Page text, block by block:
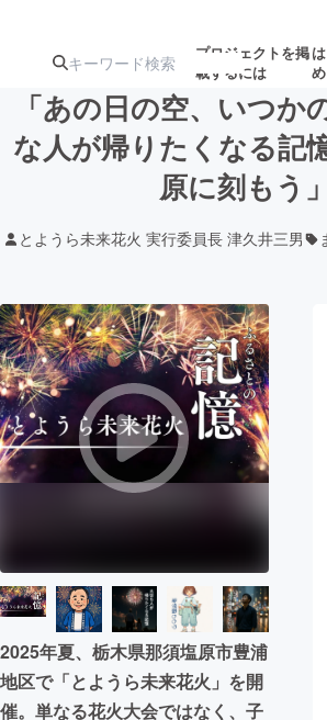
プロジェクトを掲
載するには
注目の新着プロ募集終了
ロジェク
テクノロジー・ガジェット
映像・映画
ビジネス・起業
CAMPFIRE for Social Good
CAMPFIREふるさと納税machi-ya
「あの日の空、いつか
な人が帰りたくなる記
原に刻もう」
とようら未来花火 実行委員長 津久井三男
2025年夏、栃木県那須塩原市豊浦
地区で「とようら未来花火」を開
催。単なる花火大会ではなく、子